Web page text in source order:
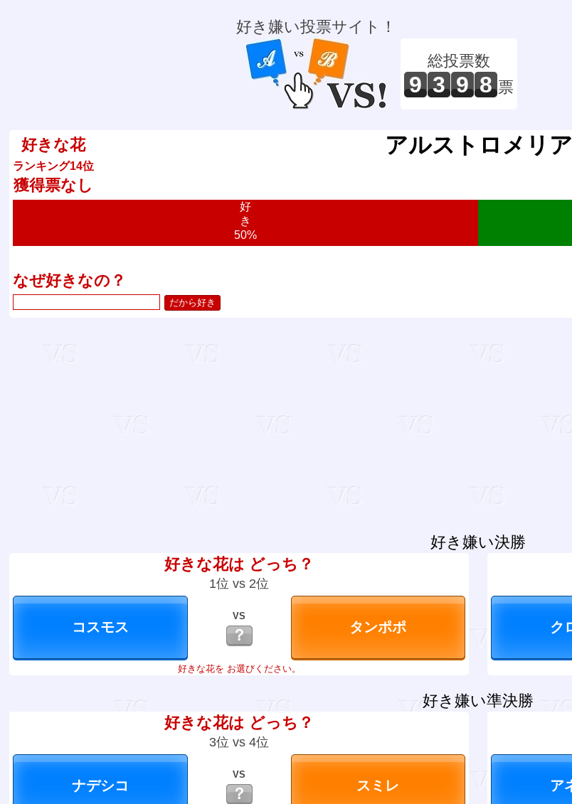
好き嫌い投票サイト！
総投票数
9 3 9 8 票
好きな花
ランキング14位
獲得票なし
アルストロメリア
好
き
50%
なぜ好きなの？
好き嫌い決勝
好きな花は どっち？
1位 vs 2位
VS
？
好きな花を お選びください。
好き嫌い準決勝
好きな花は どっち？
3位 vs 4位
VS
？